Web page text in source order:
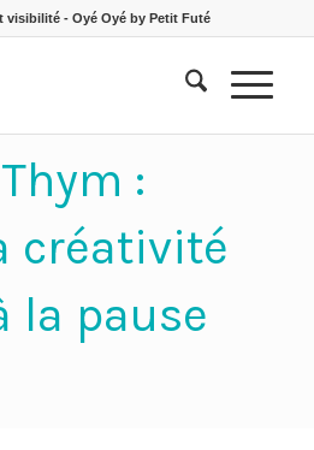
visibilité - Oyé Oyé by Petit Futé
:
créativité
la pause